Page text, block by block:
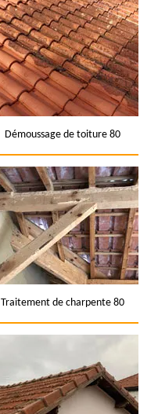
Démoussage de toiture 80
Traitement de charpente 80